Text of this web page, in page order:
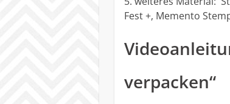
Fest +, Memento
verpacken“